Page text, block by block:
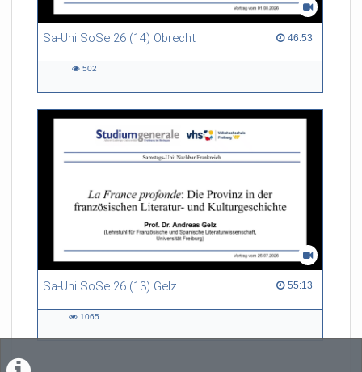
Sa-Uni SoSe 26 (14) Obrecht 46:53
46:53 duration
502
Sa-Uni SoSe 26 (13) Gelz 55:13
55:13 duration
1065